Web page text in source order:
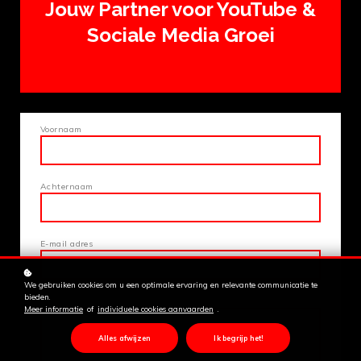
Jouw Partner voor YouTube &
Sociale Media Groei
Voornaam
Achternaam
E-mail adres
Uw bericht
We gebruiken cookies om u een optimale ervaring en relevante communicatie te
bieden.
Meer informatie of individuele cookies aanvaarden
Alles afwijzen Ik begrijp het!